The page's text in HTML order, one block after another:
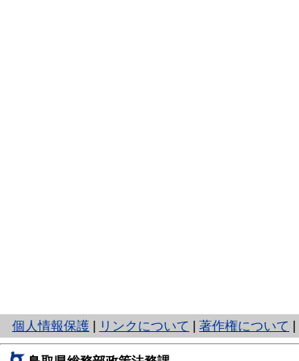
個人情報保護
と
り
ネ
リンクについて 著作権について